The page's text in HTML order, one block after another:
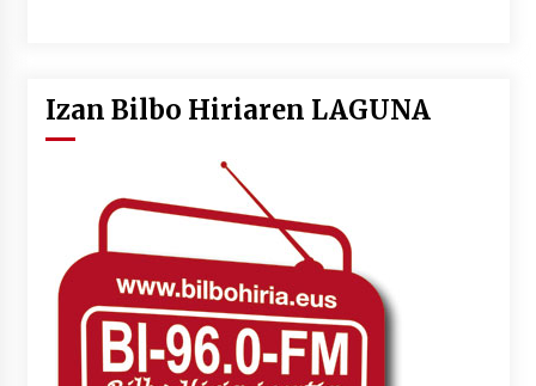
Izan Bilbo Hiriaren LAGUNA